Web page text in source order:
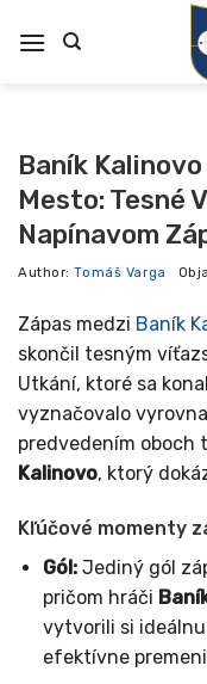
na
Baník
Mesto: Tesné
Napínavom
Author:Tomáš Varga
Zápas medzi Baník
skončil tesným
Utkání, ktoré sa
vyznačovalo
predvedením oboch
Kalinovo, ktorý
Kľúčové momenty
Gól:Jediný gól
pričom hráči
vytvorili si
efektívne